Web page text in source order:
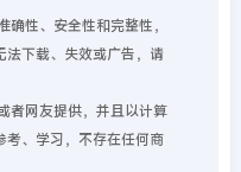
性、安全性和完整性，
法下载、失效或广告，请
者网友提供，并且以计算
考、学习，不存在任何商